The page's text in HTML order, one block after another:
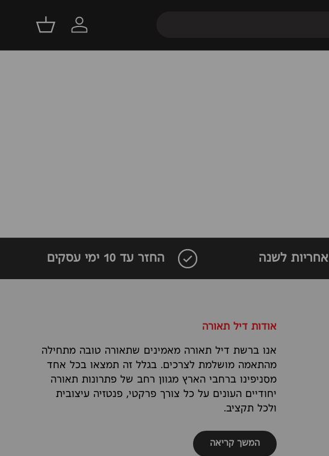
התחברותסל קניות
אחריות לשנה החזר עד 10 ימי עסקים
אודות דיל תאורה
אנו ברשת דיל תאורה מאמינים שתאורה טובה מתחילה
מהתאמה מושלמת לצרכים. בגלל זה תמצאו בכל אחד
מסניפינו ברחבי הארץ מגוון רחב של פתרונות תאורה
יחודיים העונים על כל צורך פרקטי, פנטזיה עיצובית
ולכל תקציב.
המשך קריאה